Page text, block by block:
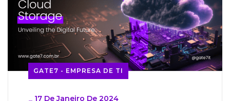
GATE7 - EMPRESA DE TI
_ 17 De Janeiro De 2024